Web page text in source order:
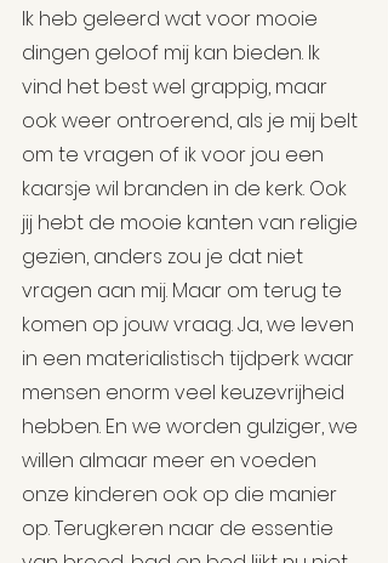
Ik heb geleerd wat voor mooie
dingen geloof mij kan bieden. Ik
vind het best wel grappig, maar
ook weer ontroerend, als je mij belt
om te vragen of ik voor jou een
kaarsje wil branden in de kerk. Ook
jij hebt de mooie kanten van religie
gezien, anders zou je dat niet
vragen aan mij. Maar om terug te
komen op jouw vraag. Ja, we leven
in een materialistisch tijdperk waar
mensen enorm veel keuzevrijheid
hebben. En we worden gulziger, we
willen almaar meer en voeden
onze kinderen ook op die manier
op. Terugkeren naar de essentie